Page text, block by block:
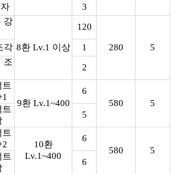
3
강
8환 Lv.1 이상
120
280 5
각
1
조
2
트
9환 Lv.1~400
6
580
5
트
5
트
10환
Lv.1~400
6
580
5
트
6